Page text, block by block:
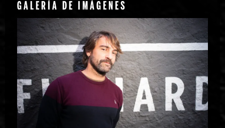
GALERÍA DE IMÁGENES